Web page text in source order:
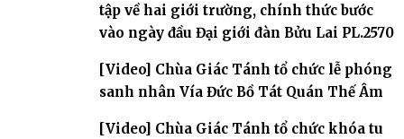
tập về hai giới trường, chính thức bước
vào ngày đầu Đại giới đàn Bửu Lai PL.2570
[Video] Chùa Giác Tánh tổ chức lễ phóng
sanh nhân Vía Đức Bồ Tát Quán Thế Âm
[Video] Chùa Giác Tánh tổ chức khóa tu